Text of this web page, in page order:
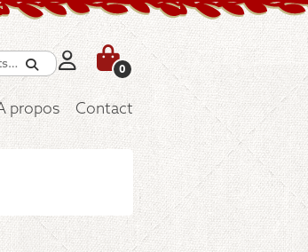
Recherche
0
propos Contact